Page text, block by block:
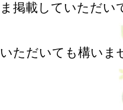
掲載していただい
ただいても構いま